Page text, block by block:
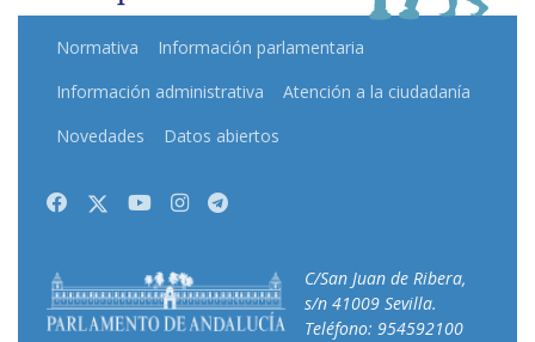
Normativa
Información parlamentaria
Información administrativa
Atención a la ciudadanía
Novedades
Datos abiertos
FacebookTwitterYoutubeInstagram
Telegram
C/San Juan de Ribera,
s/n 41009 Sevilla.
Teléfono: 954592100